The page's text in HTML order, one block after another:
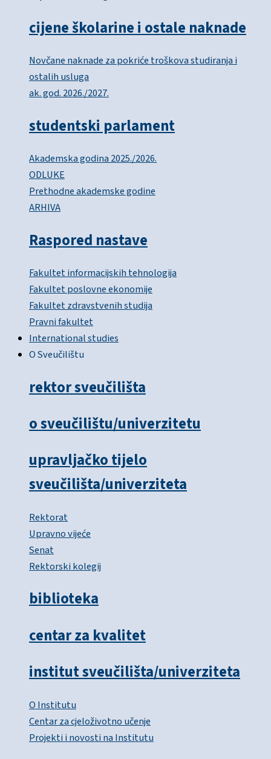
cijene školarine i ostale naknade
Novčane naknade za pokriće troškova studiranja i
ostalih usluga
ak. god. 2026./2027.
studentski parlament
Akademska godina 2025./2026.
ODLUKE
Prethodne akademske godine
ARHIVA
Raspored nastave
Fakultet informacijskih tehnologija
Fakultet poslovne ekonomije
Fakultet zdravstvenih studija
Pravni fakultet
International studies
O Sveučilištu
rektor sveučilišta
o sveučilištu/univerzitetu
upravljačko tijelo
sveučilišta/univerziteta
Rektorat
Upravno vijeće
Senat
Rektorski kolegij
biblioteka
centar za kvalitet
institut sveučilišta/univerziteta
O Institutu
Centar za cjeloživotno učenje
Projekti i novosti na Institutu